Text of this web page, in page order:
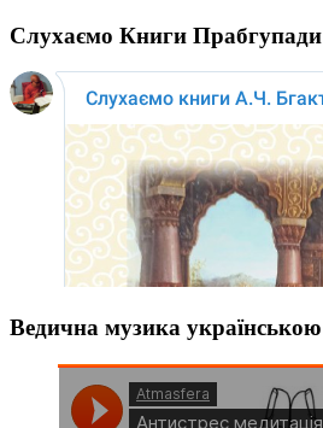
Слухаємо Книги Прабгупади
Ведична музика українською